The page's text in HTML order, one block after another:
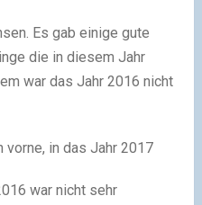
Es gab einige gute
die in diesem Jahr
war das Jahr 2016 nicht
vorne, in das Jahr 2017
war nicht sehr